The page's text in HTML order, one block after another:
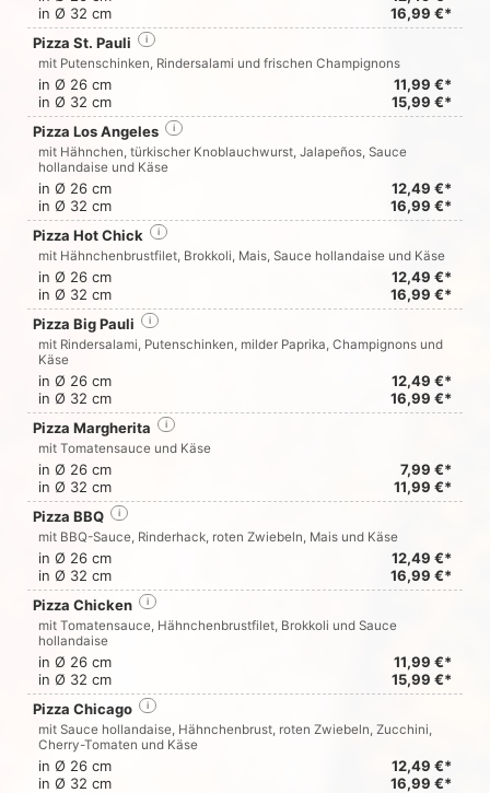
in Ø 32 cm
16,99 €*
Pizza St. Pauli
i
mit Putenschinken, Rindersalami und frischen Champignons
in Ø 26 cm
11,99 €*
in Ø 32 cm
15,99 €*
Pizza Los Angeles
i
mit Hähnchen, türkischer Knoblauchwurst, Jalapeños, Sauce
hollandaise und Käse
in Ø 26 cm
12,49 €*
in Ø 32 cm
16,99 €*
Pizza Hot Chick
i
mit Hähnchenbrustfilet, Brokkoli, Mais, Sauce hollandaise und Käse
in Ø 26 cm
12,49 €*
in Ø 32 cm
16,99 €*
Pizza Big Pauli
i
mit Rindersalami, Putenschinken, milder Paprika, Champignons und
Käse
in Ø 26 cm
12,49 €*
in Ø 32 cm
16,99 €*
Pizza Margherita
i
mit Tomatensauce und Käse
in Ø 26 cm
7,99 €*
in Ø 32 cm
11,99 €*
Pizza BBQ
i
mit BBQ-Sauce, Rinderhack, roten Zwiebeln, Mais und Käse
in Ø 26 cm
12,49 €*
in Ø 32 cm
16,99 €*
Pizza Chicken
i
mit Tomatensauce, Hähnchenbrustfilet, Brokkoli und Sauce
hollandaise
in Ø 26 cm
11,99 €*
in Ø 32 cm
15,99 €*
Pizza Chicago
i
mit Sauce hollandaise, Hähnchenbrust, roten Zwiebeln, Zucchini,
Cherry-Tomaten und Käse
in Ø 26 cm
12,49 €*
in Ø 32 cm
16,99 €*